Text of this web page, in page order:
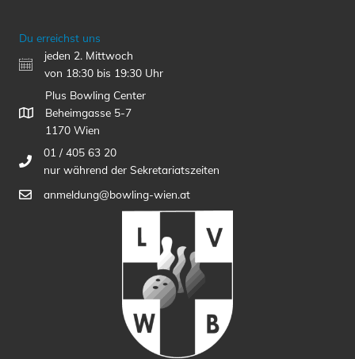
Du erreichst uns
jeden 2. Mittwoch
von 18:30 bis 19:30 Uhr
Plus Bowling Center
Beheimgasse 5-7
1170 Wien
01 / 405 63 20
nur während der Sekretariatszeiten
anmeldung@bowling-wien.at